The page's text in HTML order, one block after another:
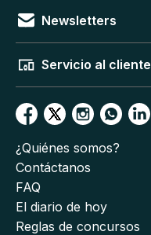
Newsletters
Servicio al cliente
¿Quiénes somos?
Contáctanos
FAQ
El diario de hoy
Reglas de concursos